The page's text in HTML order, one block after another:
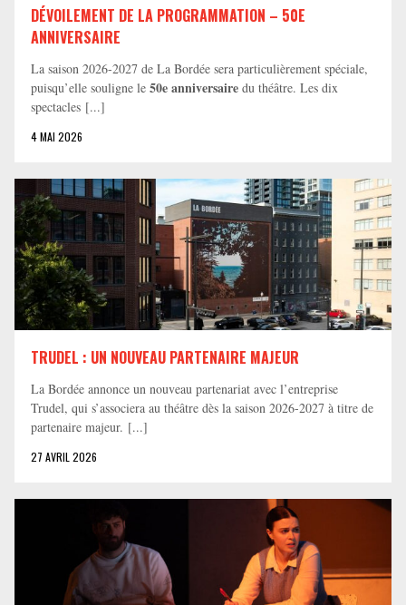
DÉVOILEMENT DE LA PROGRAMMATION – 50E
ANNIVERSAIRE
La saison 2026-2027 de La Bordée sera particulièrement spéciale,
puisqu’elle souligne le 50e anniversaire du théâtre. Les dix
spectacles [...]
4 MAI 2026
TRUDEL : UN NOUVEAU PARTENAIRE MAJEUR
La Bordée annonce un nouveau partenariat avec l’entreprise
Trudel, qui s’associera au théâtre dès la saison 2026-2027 à titre de
partenaire majeur. [...]
27 AVRIL 2026